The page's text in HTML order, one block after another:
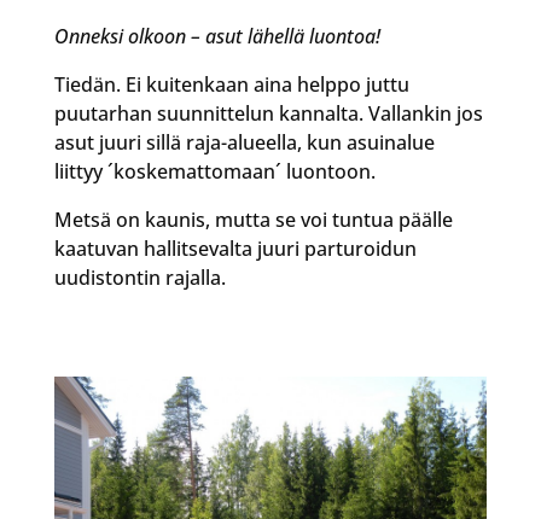
Onneksi olkoon – asut lähellä luontoa!
Tiedän. Ei kuitenkaan aina helppo juttu
puutarhan suunnittelun kannalta. Vallankin jos
asut juuri sillä raja-alueella, kun asuinalue
liittyy ´koskemattomaan´ luontoon.
Metsä on kaunis, mutta se voi tuntua päälle
kaatuvan hallitsevalta juuri parturoidun
uudistontin rajalla.